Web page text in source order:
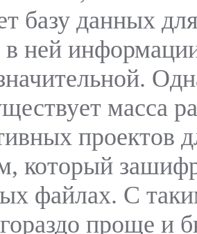
базу данных
в ней
масса
проектов
который
файлах. С
проще и